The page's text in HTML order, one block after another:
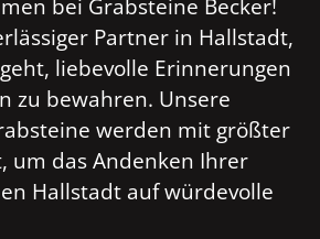
bei Grabsteine Becker!
Partner in Hallstadt,
liebevolle Erinnerungen
zu bewahren. Unsere
werden mit größter
um das Andenken Ihrer
Hallstadt auf würdevolle